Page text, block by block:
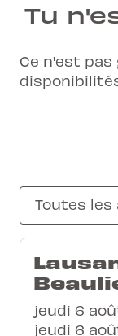
Tu
Ce n'est pas
jeudi 6
jeudi 6